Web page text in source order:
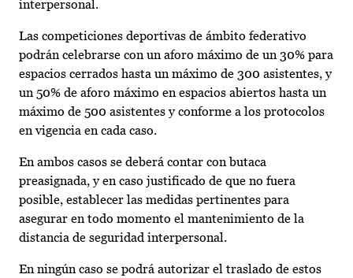
interpersonal.
Las competiciones deportivas de ámbito federativo
podrán celebrarse con un aforo máximo de un 30% para
espacios cerrados hasta un máximo de 300 asistentes, y
un 50% de aforo máximo en espacios abiertos hasta un
máximo de 500 asistentes y conforme a los protocolos
en vigencia en cada caso.
En ambos casos se deberá contar con butaca
preasignada, y en caso justificado de que no fuera
posible, establecer las medidas pertinentes para
asegurar en todo momento el mantenimiento de la
distancia de seguridad interpersonal.
En ningún caso se podrá autorizar el traslado de estos